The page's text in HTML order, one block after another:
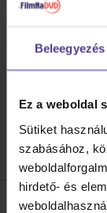
Beleegyezés
Ez a weboldal
Sütiket
szabásához,
hirdető- és